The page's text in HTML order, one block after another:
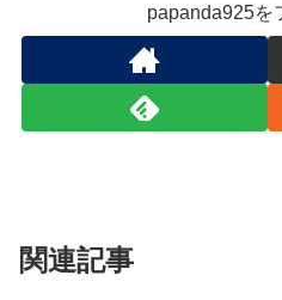
papanda925を
関連記事